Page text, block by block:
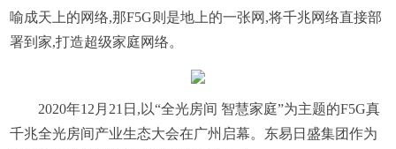
喻成天上的网络,那F5G则是地上的一张网,将千兆网络直接部
署到家,打造超级家庭网络。
2020年12月21日,以“全光房间 智慧家庭”为主题的F5G真
千兆全光房间产业生态大会在广州启幕。东易日盛集团作为